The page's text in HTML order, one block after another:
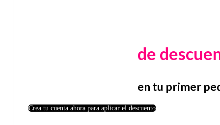
de
en tu primer
Crea tu cuenta ahora para aplicar el descuento